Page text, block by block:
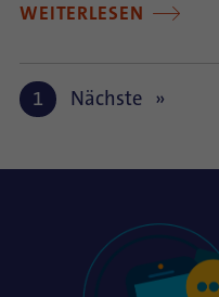
WEITERLESEN
1 Nächste